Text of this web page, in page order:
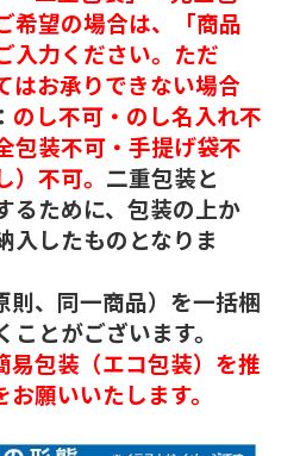
希望の場合は、「商品
入力ください。ただ
はお承りできない場合
のし不可・のし名入れ不
包装不可・手提げ袋不
不可。 二重包装と
るために、包装の上か
入したものとなりま
則、同一商品）を一括梱
とがございます。
易包装（エコ包装）を推
願いいたします。